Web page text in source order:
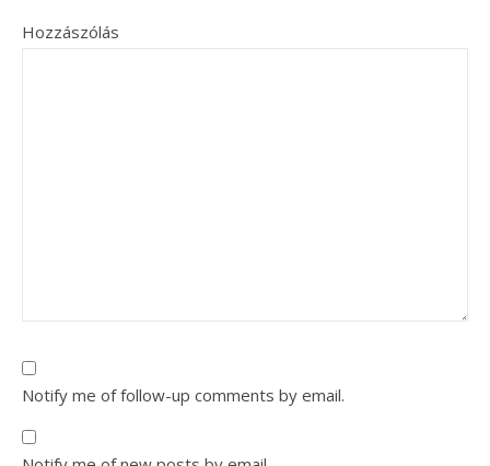
Hozzászólás
Notify me of follow-up comments by email.